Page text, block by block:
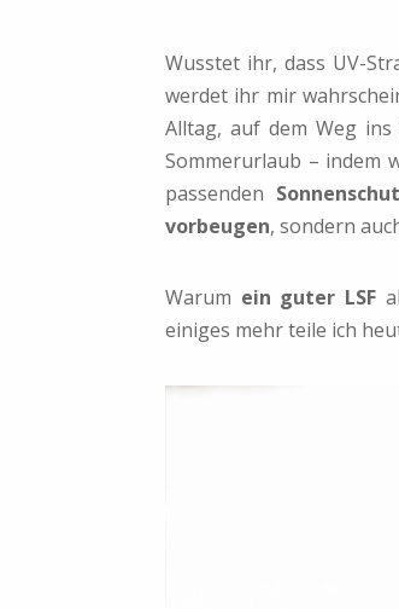
Wusstet ihr, dass UV-
werdet ihr mir
Alltag, auf dem Weg
Sommerurlaub – indem
passenden
vorbeugen, sondern
Warum ein guter LSF
einiges mehr teile ich